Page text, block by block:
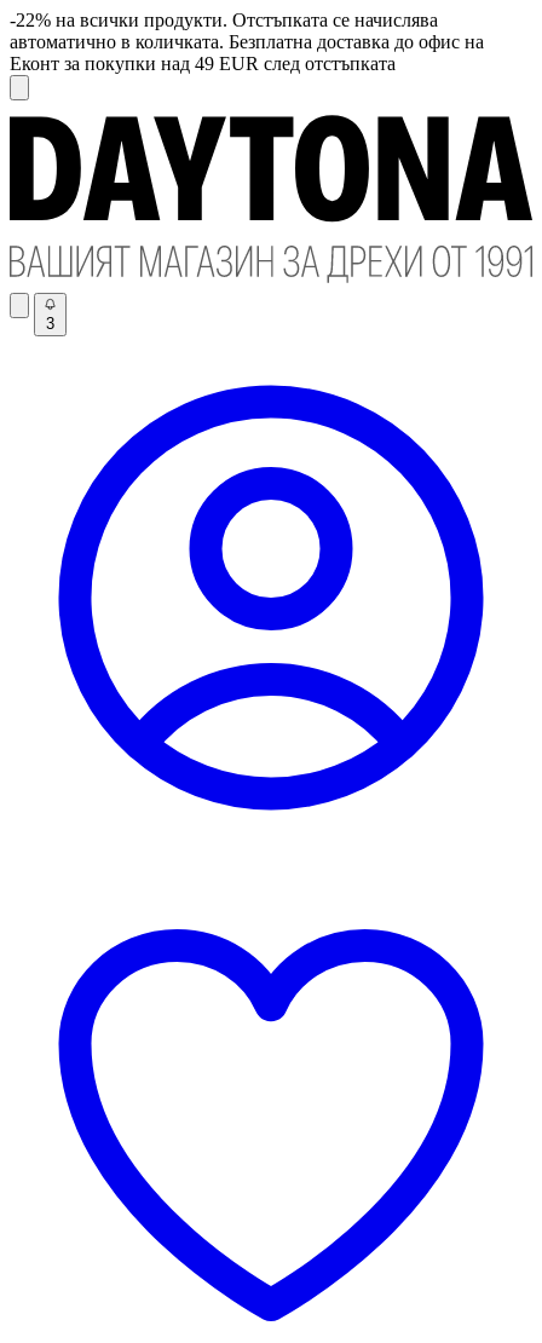
-22% на всички продукти. Отстъпката се начислява
автоматично в количката. Безплатна доставка до офис на
Еконт за покупки над 49 EUR след отстъпката
3